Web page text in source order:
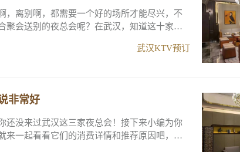
，离别啊，都需要一个好的场所才能尽兴，不
聚会送别的夜总会呢？在武汉，知道这十家顶
榜，点...
武汉KTV预订
非常好
还没来过武汉这三家夜总会！接下来小编为你
来一起看看它们的消费详情和推荐原因吧，相